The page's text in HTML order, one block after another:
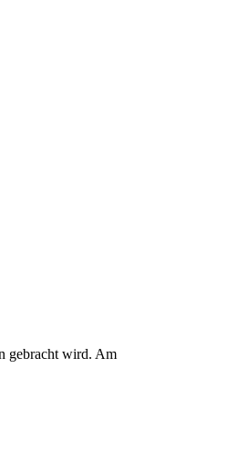
gebracht wird. Am